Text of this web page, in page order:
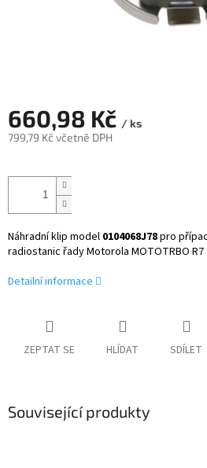
660,98 Kč / ks
799,79 Kč včetně DPH
cena:
Náhradní klip model 0104068J78pro
radiostanic řady Motorola MOTOTRBO R7
Detailní informace
ZEPTAT SE HLÍDAT SDÍLET
Související produkty